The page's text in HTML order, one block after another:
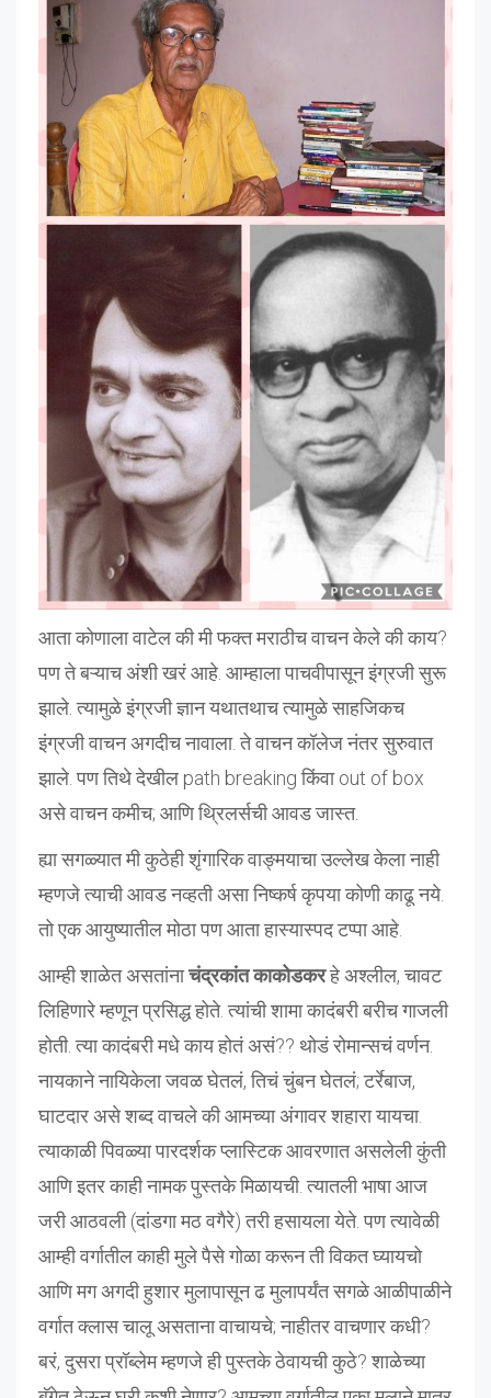
आता कोणाला वाटेल की मी फक्त मराठीच वाचन केले की काय?
पण ते बऱ्याच अंशी खरं आहे. आम्हाला पाचवीपासून इंग्रजी सुरू
झाले. त्यामुळे इंग्रजी ज्ञान यथातथाच त्यामुळे साहजिकच
इंग्रजी वाचन अगदीच नावाला. ते वाचन कॉलेज नंतर सुरुवात
झाले. पण तिथे देखील path breaking किंवा out of box
असे वाचन कमीच; आणि थ्रिलर्सची आवड जास्त.
ह्या सगळ्यात मी कुठेही शृंगारिक वाङ्मयाचा उल्लेख केला नाही
म्हणजे त्याची आवड नव्हती असा निष्कर्ष कृपया कोणी काढू नये.
तो एक आयुष्यातील मोठा पण आता हास्यास्पद टप्पा आहे.
आम्ही शाळेत असतांनाचंद्रकांत काकोडकरहे अश्लील, चावट
लिहिणारे म्हणून प्रसिद्ध होते. त्यांची शामा कादंबरी बरीच गाजली
होती. त्या कादंबरी मधे काय होतं असं?? थोडं रोमान्सचं वर्णन.
नायकाने नायिकेला जवळ घेतलं, तिचं चुंबन घेतलं; टर्रेबाज,
घाटदार असे शब्द वाचले की आमच्या अंगावर शहारा यायचा.
त्याकाळी पिवळ्या पारदर्शक प्लास्टिक आवरणात असलेली कुंती
आणि इतर काही नामक पुस्तके मिळायची. त्यातली भाषा आज
जरी आठवली (दांडगा मठ वगैरे) तरी हसायला येते. पण त्यावेळी
आम्ही वर्गातील काही मुले पैसे गोळा करून ती विकत घ्यायचो
आणि मग अगदी हुशार मुलापासून ढ मुलापर्यंत सगळे आळीपाळीने
वर्गात क्लास चालू असताना वाचायचे; नाहीतर वाचणार कधी?
बरं, दुसरा प्रॉब्लेम म्हणजे ही पुस्तके ठेवायची कुठे? शाळेच्या